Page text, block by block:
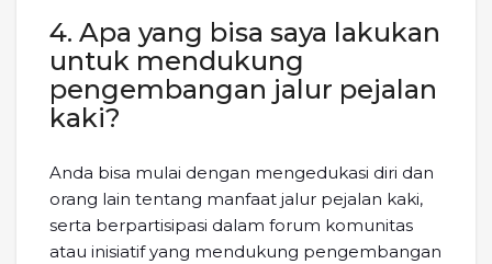
4. Apa yang bisa saya lakukan
untuk mendukung
pengembangan jalur pejalan
kaki?
Anda bisa mulai dengan mengedukasi diri dan
orang lain tentang manfaat jalur pejalan kaki,
serta berpartisipasi dalam forum komunitas
atau inisiatif yang mendukung pengembangan